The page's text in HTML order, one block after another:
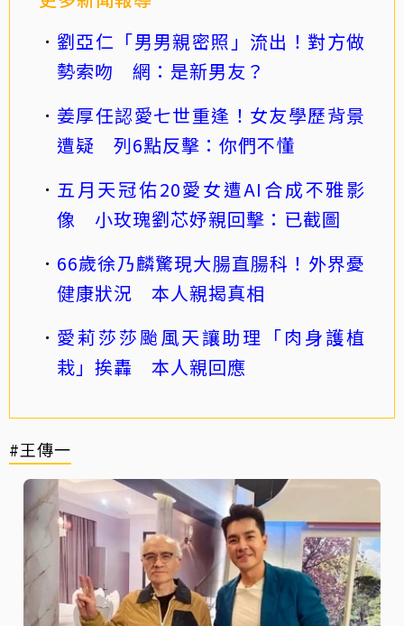
劉亞仁「男男親密照」流出！對方做
勢索吻 網：是新男友？
姜厚任認愛七世重逢！女友學歷背景
遭疑 列6點反擊：你們不懂
五月天冠佑20愛女遭AI合成不雅影
像 小玫瑰劉芯妤親回擊：已截圖
66歲徐乃麟驚現大腸直腸科！外界憂
健康狀況 本人親揭真相
愛莉莎莎颱風天讓助理「肉身護植
栽」挨轟 本人親回應
#王傳一